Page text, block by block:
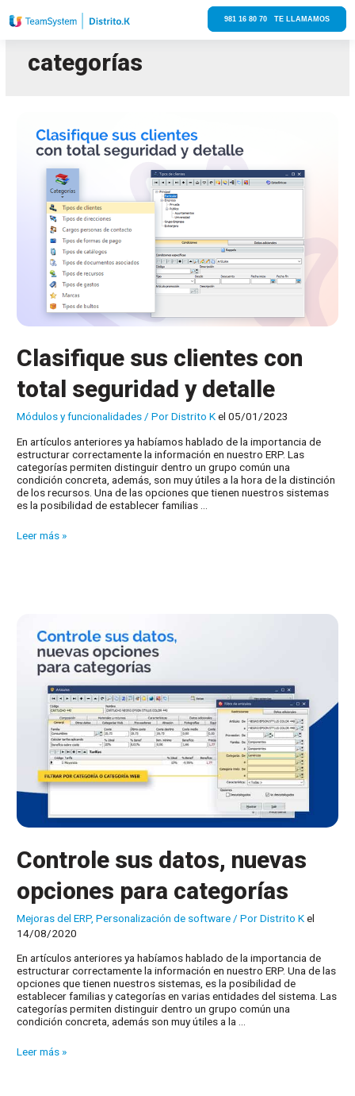
981 16 80 70 TE LLAMAMOS
categorías
Clasifique sus clientes con
total seguridad y detalle
Módulos y funcionalidades / PorDistrito Kel 05/01/2023
En artículos anteriores ya habíamos hablado de la importancia de
estructurar correctamente la información en nuestro ERP. Las
categorías permiten distinguir dentro un grupo común una
condición concreta, además, son muy útiles a la hora de la distinción
de los recursos. Una de las opciones que tienen nuestros sistemas
es la posibilidad de establecer familias …
Clasifique
Leer más »
Controle sus datos, nuevas
opciones para categorías
Mejoras del ERP,Personalización de software / PorDistrito Kel
14/08/2020
En artículos anteriores ya habíamos hablado de la importancia de
estructurar correctamente la información en nuestro ERP. Una de las
opciones que tienen nuestros sistemas, es la posibilidad de
establecer familias y categorías en varias entidades del sistema. Las
categorías permiten distinguir dentro un grupo común una
condición concreta, además son muy útiles a la …
Controle
Leer más »